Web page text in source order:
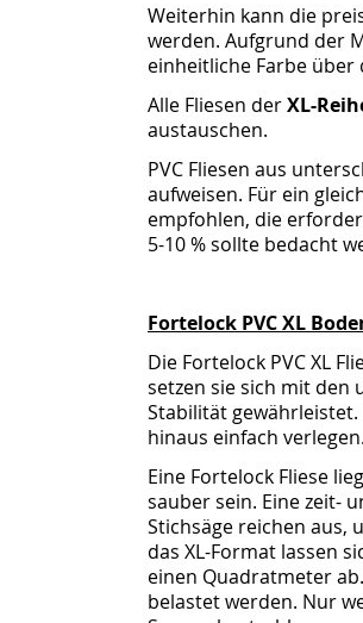
Weiterhin kann die
werden. Aufgrund der
einheitliche Farbe über
Alle Fliesen derXL-
austauschen.
PVC Fliesen aus
aufweisen. Für ein
empfohlen, die
5-10 % sollte bedacht
Fortelock PVC XL
Die Fortelock PVC XL
setzen sie sich mit den
Stabilität
hinaus einfach
Eine Fortelock Fliese
sauber sein. Eine zeit-
Stichsäge reichen aus,
das XL-Format lassen
einen Quadratmeter
belastet werden. Nur